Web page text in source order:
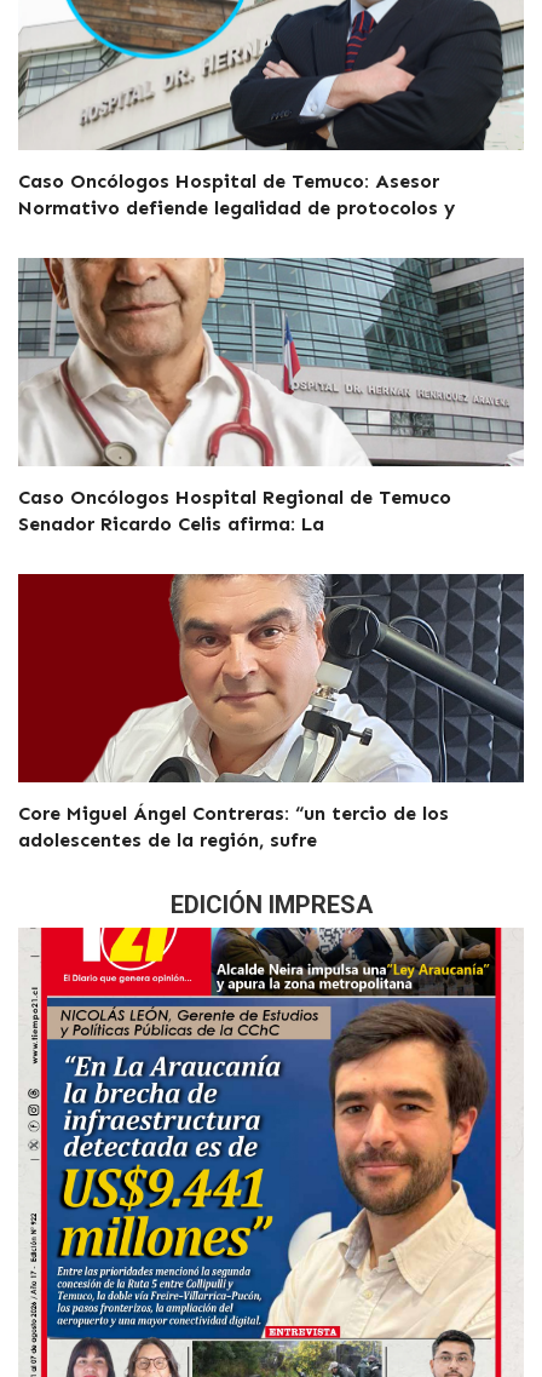
Caso Oncólogos Hospital de Temuco: Asesor
Normativo defiende legalidad de protocolos y
Caso Oncólogos Hospital Regional de Temuco
Senador Ricardo Celis afirma: La
Core Miguel Ángel Contreras: “un tercio de los
adolescentes de la región, sufre
EDICIÓN IMPRESA